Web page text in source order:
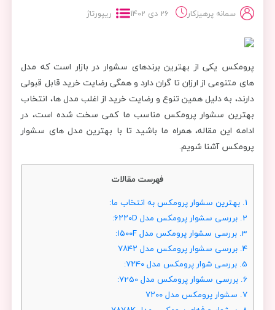
سمانه پرهیزکار 26 دی 1402 ریپورتاژ
پرومکس یکی از بهترین برندهای سشوار در بازار است که مدل
های متنوعی از ارزان تا گران دارد و همگی رضایت خرید قابل قبولی
دارند، به دلیل همین تنوع و رضایت خرید از اغلب مدل ها، انتخاب
بهترین سشوار پرومکس مناسب ما کمی سخت شده است، در
ادامه این مقاله، همراه ما باشید تا با بهترین مدل های سشوار
پرومکس آشنا شویم.
فهرست مقالات
1. بهترین سشوار پرومکس به انتخاب ما:
2. بررسی سشوار پرومکس مدل ۶۲۲۰D:
3. بررسی سشوار پرومکس مدل ۱۵۰۰F:
4. بررسی سشوار پرومکس مدل ۷۸۴۲
5. بررسی شوار پرومکس مدل ۷۲۴۰:
6. بررسی سشوار پرومکس مدل 7250:
7. سشوار پرومکس مدل ۷۲۰۰